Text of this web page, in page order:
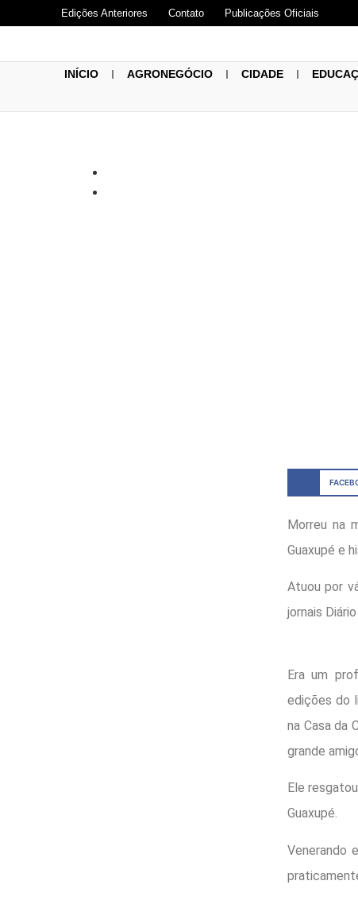
Edições Anteriores Contato Publicações Oficiais
INÍCIO AGRONEGÓCIO CIDADE
Morreu na
Guaxupé e
Atuou por
jornais
Era um
edições do
na Casa da
grande
Ele
Guaxupé.
Venerando